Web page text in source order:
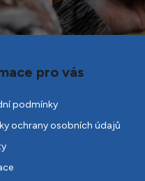
pro vás
podmínky
ochrany osobních údajů